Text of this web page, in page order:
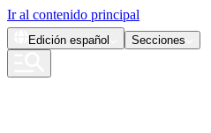
Ir al contenido principal
Edición español Secciones